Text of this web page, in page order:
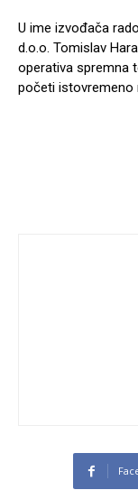
U ime izvođača
d.o.o. Tomislav
operativa spremna
početi istovremeno